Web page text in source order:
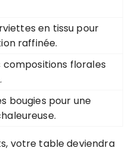
en tissu pour
raffinée.
compositions florales
bougies pour une
votre table deviendra